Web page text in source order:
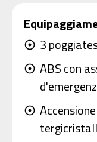
adjust 3
adjust ABS con
adjust